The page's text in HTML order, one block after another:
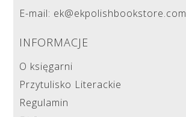
E-mail: ek@ekpolishbookstore.com
INFORMACJE
O księgarni
Przytulisko Literackie
Regulamin